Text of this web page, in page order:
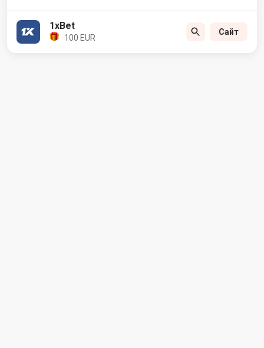
1xBet
100 EUR
Сайт